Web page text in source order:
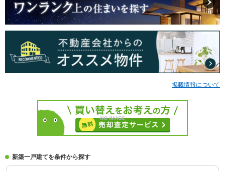
掲載情報について
新築一戸建てを条件から探す